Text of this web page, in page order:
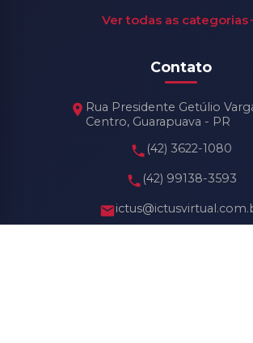
Ver todas as categorias
Contato
Rua Presidente Getúlio
Centro, Guarapuava - PR
(42) 3622-1080
(42) 99138-3593